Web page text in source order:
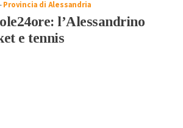
-Provincia di Alessandria
l’Alessandrino
e tennis